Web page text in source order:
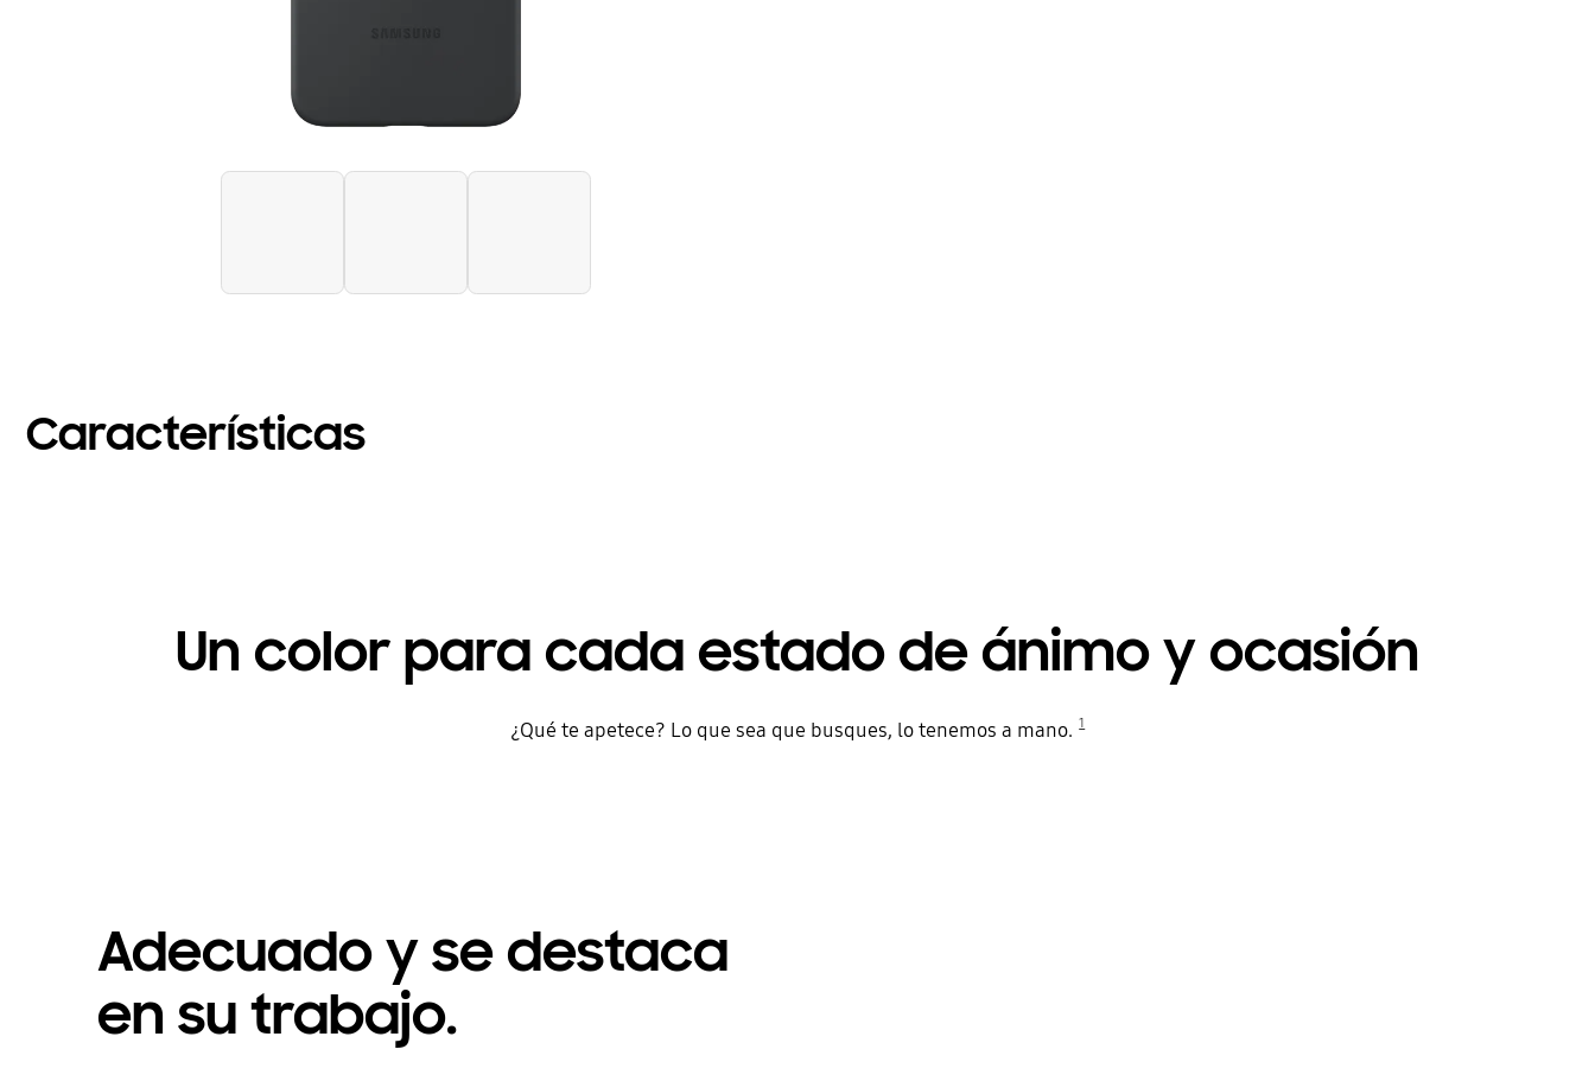
Características
Un color para cada estado de ánimo y ocasión
¿Qué te apetece? Lo que sea que busques, lo tenemos a mano. 1
Adecuado y se destaca
en su trabajo.